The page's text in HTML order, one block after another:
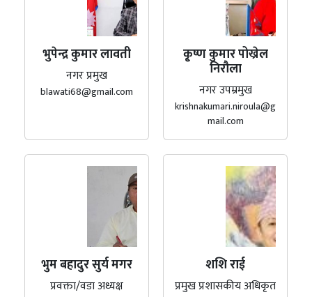
भुपेन्द्र कुमार लावती
नगर प्रमुख
blawati68@gmail.com
कृ्ष्ण कुमार पोख्रेल
निरौला
नगर उपम्रमुख
krishnakumari.niroula@g
mail.com
भुम बहादुर सुर्य मगर
प्रवक्ता/वडा अध्यक्ष
शशि राई
प्रमुख प्रशासकीय अधिकृत